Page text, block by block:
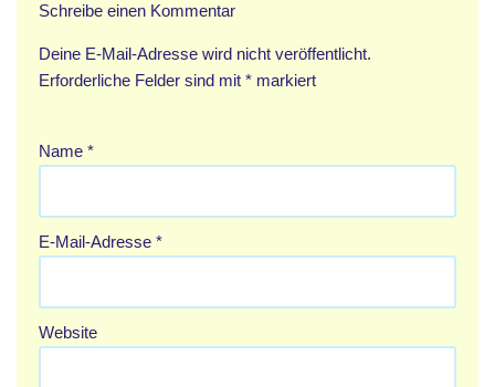
Schreibe einen Kommentar
Deine E-Mail-Adresse wird nicht veröffentlicht.
Erforderliche Felder sind mit * markiert
Name *
E-Mail-Adresse *
Website